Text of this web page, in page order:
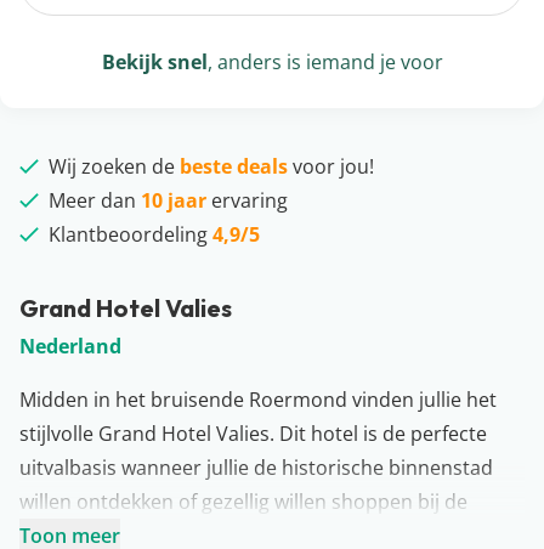
Grand Hotel Valies
Nederland
Midden in het bruisende Roermond vinden jullie het
stijlvolle Grand Hotel Valies. Dit hotel is de perfecte
uitvalbasis wanneer jullie de historische binnenstad
willen ontdekken of gezellig willen shoppen bij de
bekende designer outlet. Het hotel is in art deco-stijl
Toon meer
Bekijk snel, anders is iemand je voor
Wij zoeken de beste dealsvoor jou!
Meer dan 10 jaar ervaring
Klantbeoordeling4,9/5